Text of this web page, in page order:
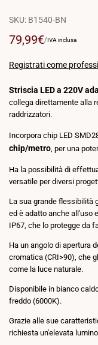
SKU: B1540-BN
Prezzo
vendita
79,99€PREZZO
/PER
IVA inclusa
Registrati come
Striscia LED a 220V
collega direttamente alla
raddrizzatori.
Incorpora chip LED
chip/metro , per una
Ha la possibilità di
versatile per diversi
La sua grande flessibilità
ed è adatto anche all'uso
IP67, che lo protegge da
Ha un angolo di apertura
cromatica (CRI>90), che
come la luce naturale.
Disponibile in bianco
freddo (6000K).
Grazie alle sue
richiesta un'elevata